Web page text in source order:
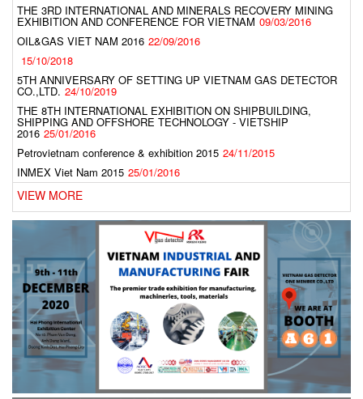
THE 3RD INTERNATIONAL AND MINERALS RECOVERY MINING
EXHIBITION AND CONFERENCE FOR VIETNAM 09/03/2016
OIL&GAS VIET NAM 2016 22/09/2016
15/10/2018
5TH ANNIVERSARY OF SETTING UP VIETNAM GAS DETECTOR
CO.,LTD. 24/10/2019
THE 8TH INTERNATIONAL EXHIBITION ON SHIPBUILDING,
SHIPPING AND OFFSHORE TECHNOLOGY - VIETSHIP
2016 25/01/2016
Petrovietnam conference & exhibition 2015 24/11/2015
INMEX Viet Nam 2015 25/01/2016
VIEW MORE